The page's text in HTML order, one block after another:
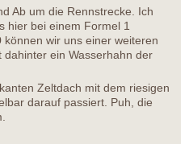
Ab um die Rennstrecke. Ich
hier bei einem Formel 1
wir uns einer weiteren
ein Wasserhahn der
Zeltdach mit dem riesigen
darauf passiert. Puh, die